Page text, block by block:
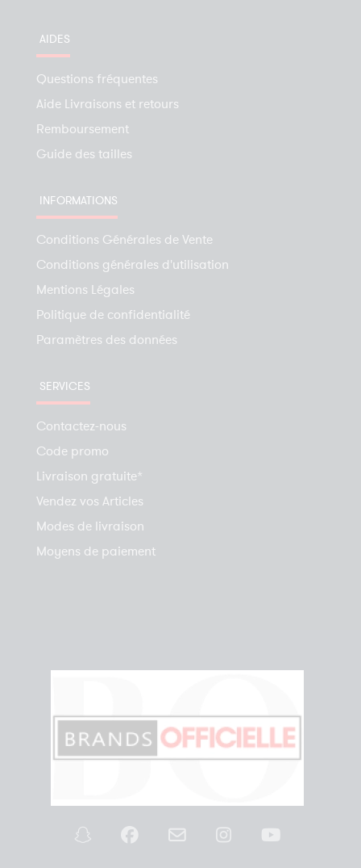
AIDES
Questions fréquentes
Aide Livraisons et retours
Remboursement
Guide des tailles
INFORMATIONS
Conditions Générales de Vente
Conditions générales d'utilisation
Mentions Légales
Politique de confidentialité
Paramètres des données
SERVICES
Contactez-nous
Code promo
Livraison gratuite*
Vendez vos Articles
Modes de livraison
Moyens de paiement